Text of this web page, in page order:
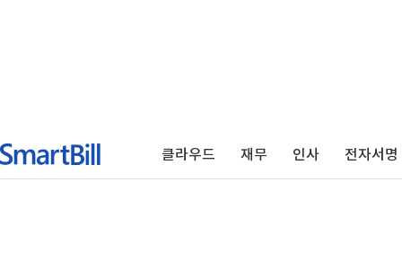
클라우드 재무 인사 전자서명